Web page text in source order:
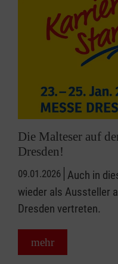
Die Malteser auf
Dresden!
09.01.2026 Auch in
wieder als Aussteller
Dresden vertreten.
mehr